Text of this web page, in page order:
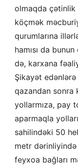
olmaqda çətinlik
köçmək
qurumlarına
hamısı da
də, karxana
Şikayət
qazandan sonra
yollarmıza, pay
aparmaqla
sahilindəki 50
metr dərinliyində
feyxoa bağları